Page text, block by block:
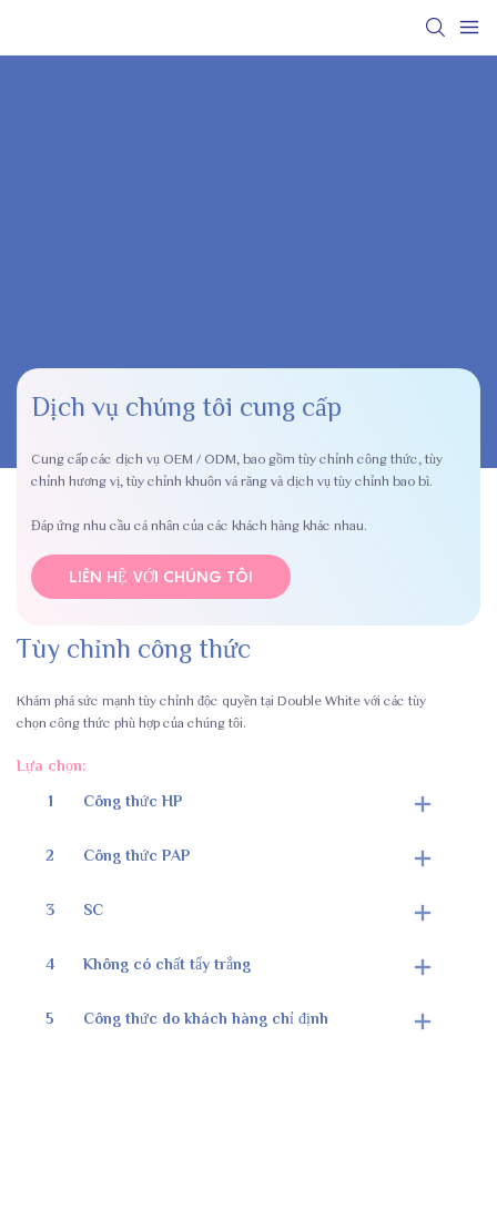
Dịch vụ chúng tôi cung cấp
Cung cấp các dịch vụ OEM / ODM, bao gồm tùy chỉnh công thức, tùy
chỉnh hương vị, tùy chỉnh khuôn vá răng và dịch vụ tùy chỉnh bao bì.
Đáp ứng nhu cầu cá nhân của các khách hàng khác nhau.
LIÊN HỆ VỚI CHÚNG TÔI
Tùy chỉnh công thức
Khám phá sức mạnh tùy chỉnh độc quyền tại Double White với các tùy
chọn công thức phù hợp của chúng tôi.
Lựa chọn:
1
Công thức HP
2 Công thức PAP
3 SC
4 Không có chất tẩy trắng
5 Công thức do khách hàng chỉ định